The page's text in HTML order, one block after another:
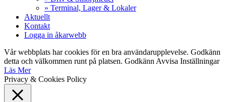
» Terminal, Lager & Lokaler
Aktuellt
Kontakt
Logga in åkarwebb
Vår webbplats har cookies för en bra användarupplevelse. Godkänn
detta och välkommen runt på platsen. GodkännAvvisa Inställningar
Läs Mer
Privacy & Cookies Policy